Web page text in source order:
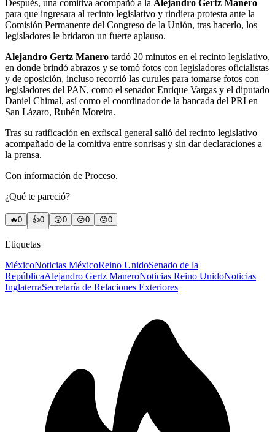
Después, una comitiva acompañó a la Alejandro Gertz Manero
para que ingresara al recinto legislativo y rindiera protesta ante la
Comisión Permanente del Congreso de la Unión, tras hacerlo, los
legisladores le bridaron un fuerte aplauso.
Alejandro Gertz Manero tardó 20 minutos en el recinto legislativo,
en donde brindó abrazos y se tomó fotos con legisladores oficialistas
y de oposición, incluso recorrió las curules para tomarse fotos con
legisladores del PAN, como el senador Enrique Vargas y el diputado
Daniel Chimal, así como el coordinador de la bancada del PRI en
San Lázaro, Rubén Moreira.
Tras su ratificación en exfiscal general salió del recinto legislativo
acompañado de la comitiva entre sonrisas y sin dar declaraciones a
la prensa.
Con información de Proceso.
¿Qué te pareció?
🔥0 👍0 😲0 😢0 😠0
Etiquetas
MéxicoNoticias MéxicoReino UnidoSenado de la
RepúblicaAlejandro Gertz ManeroNoticias Reino UnidoNoticias
InglaterraSecretaría de Relaciones Exteriores